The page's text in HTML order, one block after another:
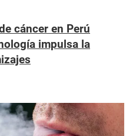
cáncer en Perú
impulsa la